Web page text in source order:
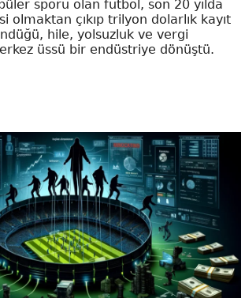
sporu olan futbol, son 20 yılda
olmaktan çıkıp trilyon dolarlık kayıt
hile, yolsuzluk ve vergi
üssü bir endüstriye dönüştü.